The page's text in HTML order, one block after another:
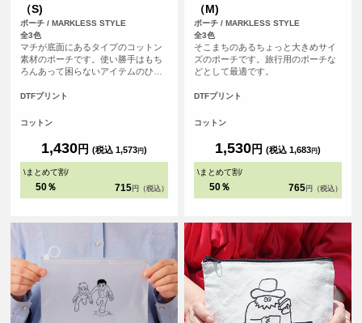
（S)
ポーチ / MARKLESS STYLE
全3色
マチが底面にあるタイプのコットン
素材のポーチです。使い勝手はもち
ろんあって困らないアイテムのひと
DTFプリント
コットン
1,430円 (税込 1,573円)
\まとめて割/
50％ 715 円（税込）
（M)
ポーチ / MARKLESS STYLE
全3色
そこまちのあるちょっと大きめサイ
ズのポーチです。旅行用のポーチな
どとして最適です。
DTFプリント
コットン
1,530円 (税込 1,683円)
\まとめて割/
50％ 765 円（税込）